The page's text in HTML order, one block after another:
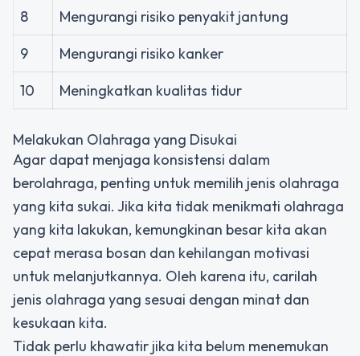
8
Mengurangi risiko penyakit jantung
9
Mengurangi risiko kanker
10
Meningkatkan kualitas tidur
Melakukan Olahraga yang Disukai
Agar dapat menjaga konsistensi dalam
berolahraga, penting untuk memilih jenis olahraga
yang kita sukai. Jika kita tidak menikmati olahraga
yang kita lakukan, kemungkinan besar kita akan
cepat merasa bosan dan kehilangan motivasi
untuk melanjutkannya. Oleh karena itu, carilah
jenis olahraga yang sesuai dengan minat dan
kesukaan kita.
Tidak perlu khawatir jika kita belum menemukan